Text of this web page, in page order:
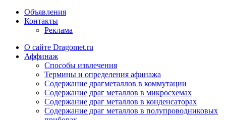
Объявления
Контакты
Реклама
О сайте Dragomet.ru
Аффинаж
Способы извлечения
Термины и определения афинажа
Содержание драгметаллов в коммутации
Содержание драг металлов в микросхемах
Содержание драг металлов в конденсаторах
Содержание драг металлов в полупроводниковых